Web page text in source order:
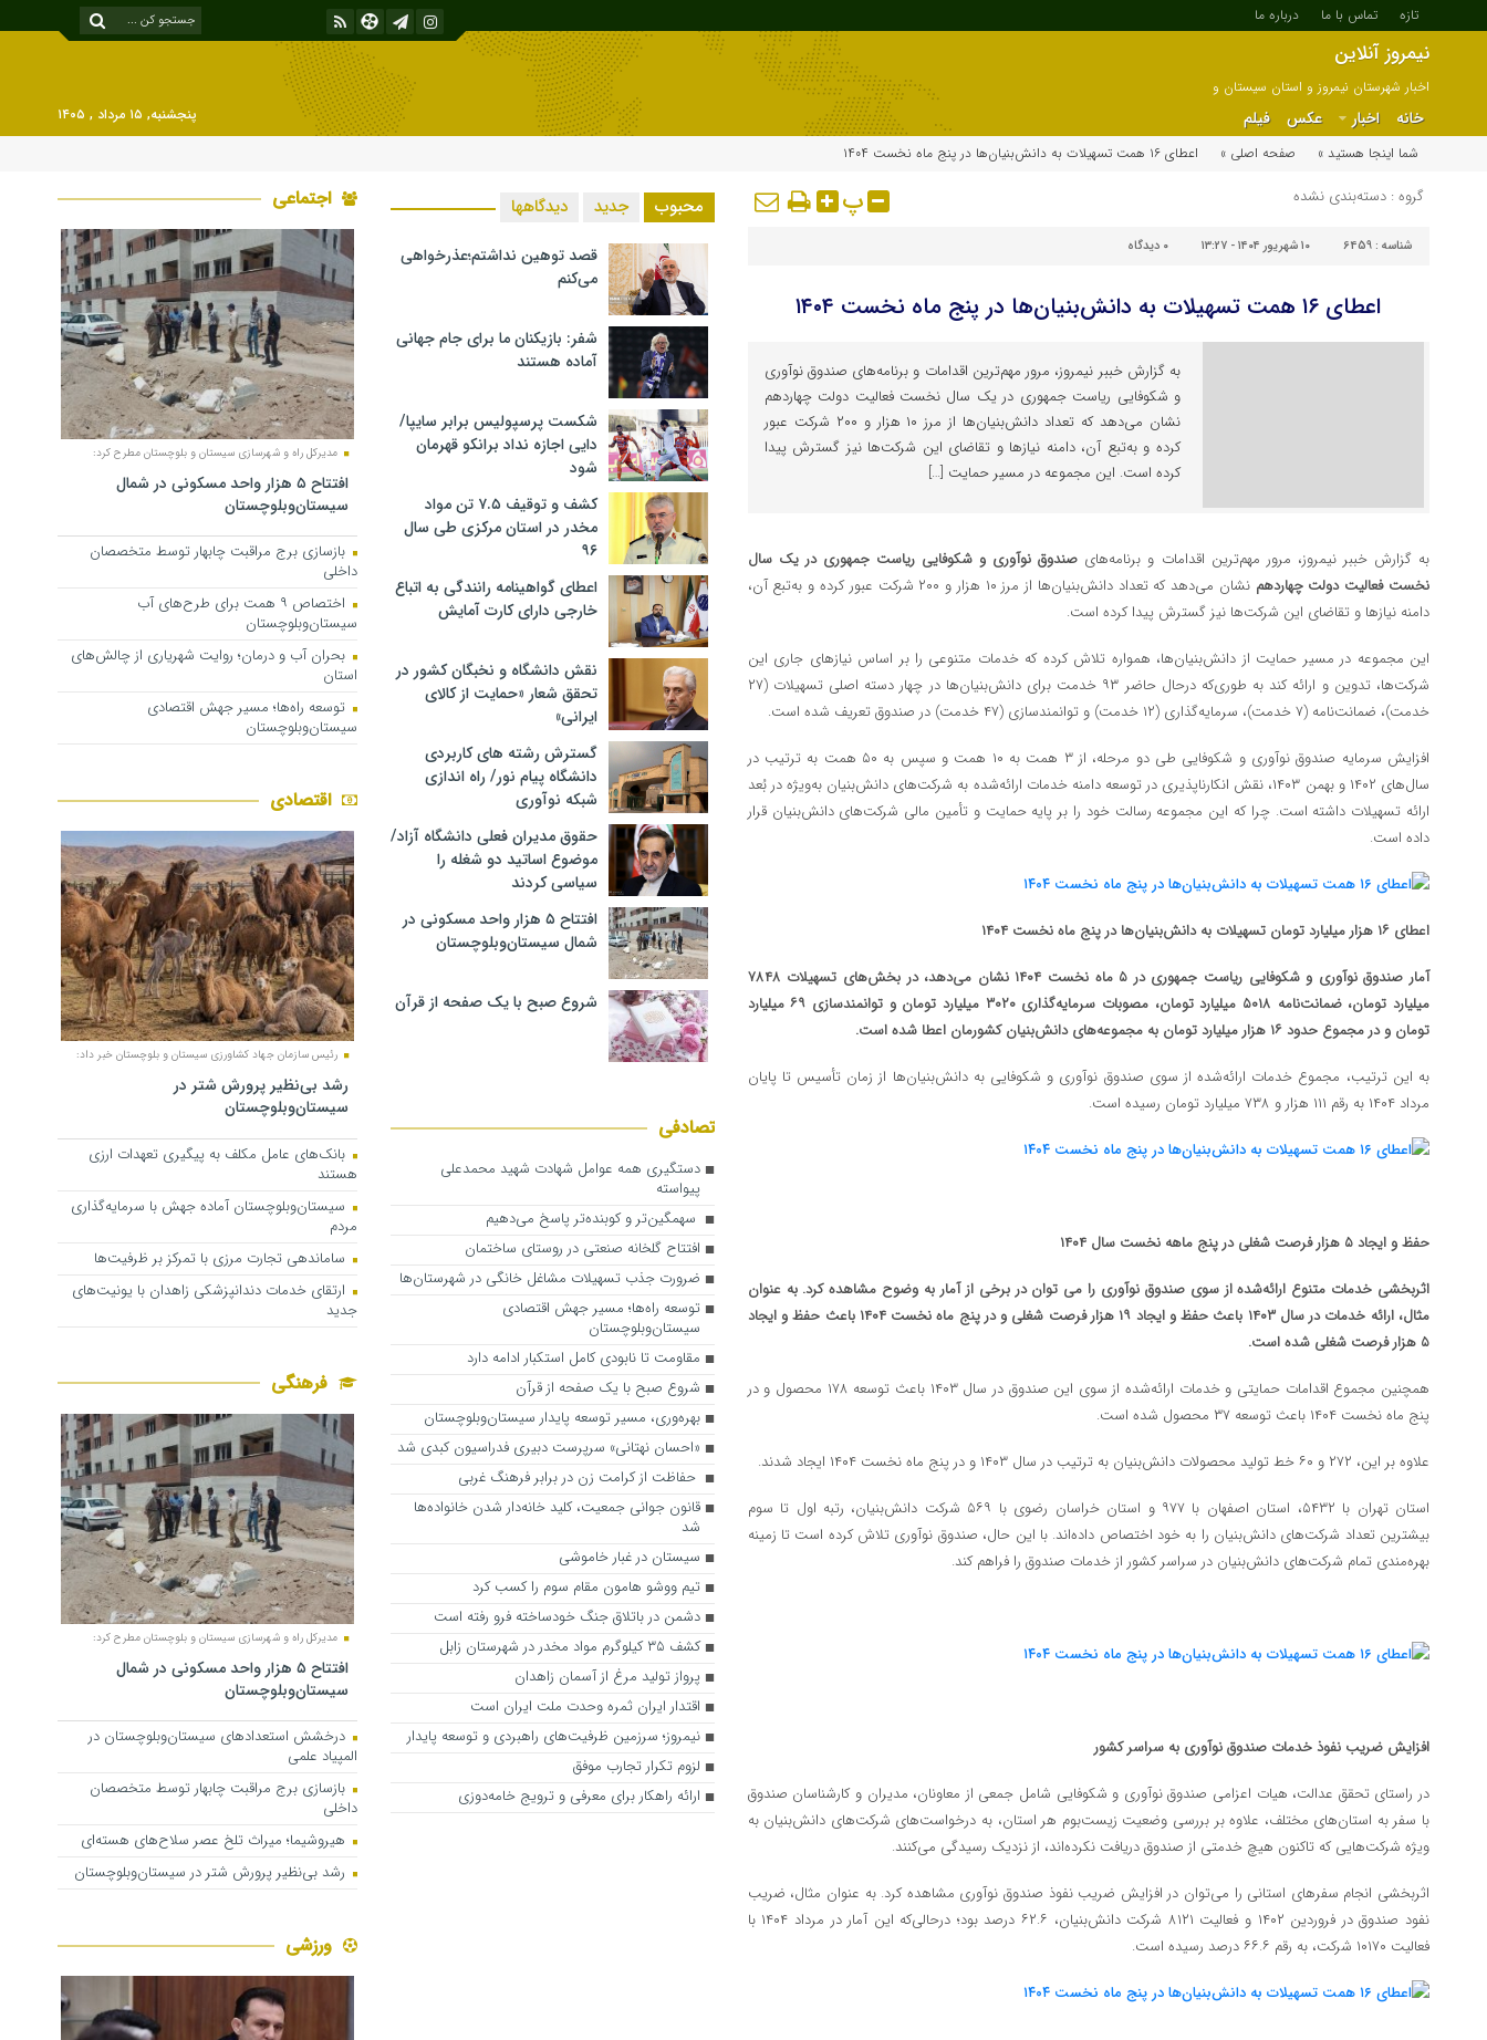
تازه تماس با ما درباره ما
نیمروز آنلاین
اخبار شهرستان نیمروز و استان سیستان و
بلوچستان
خانه اخبار عکس فیلم
پنجشنبه, ۱۵ مرداد , ۱۴۰۵
شما اینجا هستید »
صفحه اصلی » اعطای ۱۶ همت تسهیلات به دانش‌بنیان‌ها در پنج ماه نخست ۱۴۰۴
گروه : دسته‌بندی نشده پ
شناسه : 6459 ۱۰ شهریور ۱۴۰۴ - ۱۳:۲۷ ۰ دیدگاه
اعطای ۱۶ همت تسهیلات به دانش‌بنیان‌ها در پنج ماه نخست ۱۴۰۴
به گزارش خببر نیمروز، مرور مهم‌ترین اقدامات و برنامه‌های صندوق نوآوری
و شکوفایی ریاست جمهوری در یک سال نخست فعالیت دولت چهاردهم
نشان می‌دهد که تعداد دانش‌بنیان‌ها از مرز ۱۰ هزار و ۲۰۰ شرکت عبور
کرده و به‌تبع آن، دامنه نیازها و تقاضای این شرکت‌ها نیز گسترش پیدا
کرده است. این مجموعه در مسیر حمایت […]
به گزارش خببر نیمروز، مرور مهم‌ترین اقدامات و برنامه‌های صندوق نوآوری و شکوفایی ریاست جمهوری در یک سال
نخست فعالیت دولت چهاردهم
نشان می‌دهد که تعداد دانش‌بنیان‌ها از مرز ۱۰ هزار و ۲۰۰ شرکت عبور کرده و به‌تبع آن،
دامنه نیازها و تقاضای این شرکت‌ها نیز گسترش پیدا کرده است.
این مجموعه در مسیر حمایت از دانش‌بنیان‌ها، همواره تلاش کرده که خدمات متنوعی را بر اساس نیازهای جاری این
شرکت‌ها، تدوین و ارائه کند به طوری‌که درحال حاضر ۹۳ خدمت برای دانش‌بنیان‌ها در چهار دسته اصلی تسهیلات (۲۷
خدمت)، ضمانت‌نامه (۷ خدمت)، سرمایه‌گذاری (۱۲ خدمت) و توانمندسازی (۴۷ خدمت) در صندوق تعریف شده است.
افزایش سرمایه صندوق نوآوری و شکوفایی طی دو مرحله، از ۳ همت به ۱۰ همت و سپس به ۵۰ همت به ترتیب در
سال‌های ۱۴۰۲ و بهمن ۱۴۰۳، نقش انکارناپذیری در توسعه دامنه خدمات ارائه‌شده به شرکت‌های دانش‌بنیان به‌ویژه در بُعد
ارائه تسهیلات داشته است. چرا که این مجموعه رسالت خود را بر پایه حمایت و تأمین مالی شرکت‌های دانش‌بنیان قرار
داده است.
اعطای ۱۶ هزار میلیارد تومان تسهیلات به دانش‌بنیان‌ها در پنج ماه نخست ۱۴۰۴
آمار صندوق نوآوری و شکوفایی ریاست جمهوری در ۵ ماه نخست ۱۴۰۴ نشان می‌دهد، در بخش‌های تسهیلات ۷۸۴۸
میلیارد تومان، ضمانت‌نامه ۵۰۱۸ میلیارد تومان، مصوبات سرمایه‌گذاری ۳۰۲۰ میلیارد تومان و توانمندسازی ۶۹ میلیارد
تومان و در مجموع حدود ۱۶ هزار میلیارد تومان به مجموعه‌های دانش‌بنیان کشورمان اعطا شده است.
به این ترتیب، مجموع خدمات ارائه‌شده از سوی صندوق نوآوری و شکوفایی به دانش‌بنیان‌ها از زمان تأسیس تا پایان
مرداد ۱۴۰۴ به رقم ۱۱۱ هزار و ۷۳۸ میلیارد تومان رسیده است.
حفظ و ایجاد ۵ هزار فرصت شغلی در پنج ماهه نخست سال ۱۴۰۴
اثربخشی خدمات متنوع ارائه‌شده از سوی صندوق نوآوری را می توان در برخی از آمار به وضوح مشاهده کرد. به عنوان
مثال، ارائه خدمات در سال ۱۴۰۳ باعث حفظ و ایجاد ۱۹ هزار فرصت شغلی و در پنج ماه نخست ۱۴۰۴ باعث حفظ و ایجاد
۵ هزار فرصت شغلی شده است.
همچنین مجموع اقدامات حمایتی و خدمات ارائه‌شده از سوی این صندوق در سال ۱۴۰۳ باعث توسعه ۱۷۸ محصول و در
پنج ماه نخست ۱۴۰۴ باعث توسعه ۳۷ محصول شده است.
علاوه بر این، ۲۷۲ و ۶۰ خط تولید محصولات دانش‌بنیان به ترتیب در سال ۱۴۰۳ و در پنج ماه نخست ۱۴۰۴ ایجاد شدند.
استان تهران با ۵۴۳۲، استان اصفهان با ۹۷۷ و استان خراسان رضوی با ۵۶۹ شرکت دانش‌بنیان، رتبه اول تا سوم
بیشترین تعداد شرکت‌های دانش‌بنیان را به خود اختصاص داده‌اند. با این حال، صندوق نوآوری تلاش کرده است تا زمینه
بهره‌مندی تمام شرکت‌های دانش‌بنیان در سراسر کشور از خدمات صندوق را فراهم کند.
افزایش ضریب نفوذ خدمات صندوق نوآوری به سراسر کشور
در راستای تحقق عدالت، هیات اعزامی صندوق نوآوری و شکوفایی شامل جمعی از معاونان، مدیران و کارشناسان صندوق
با سفر به استان‌های مختلف، علاوه بر بررسی وضعیت زیست‌بوم هر استان، به درخواست‌های شرکت‌های دانش‌بنیان به
ویژه شرکت‌هایی که تاکنون هیچ خدمتی از صندوق دریافت نکرده‌اند، از نزدیک رسیدگی می‌کنند.
اثربخشی انجام سفرهای استانی را می‌توان در افزایش ضریب نفوذ صندوق نوآوری مشاهده کرد. به عنوان مثال، ضریب
نفود صندوق در فروردین ۱۴۰۲ و فعالیت ۸۱۲۱ شرکت دانش‌بنیان، ۶۲.۶ درصد بود؛ درحالی‌که این آمار در مرداد ۱۴۰۴ با
فعالیت ۱۰۱۷۰ شرکت، به رقم ۶۶.۶ درصد رسیده است.
محبوب جدید دیدگاهها
قصد توهین نداشتم؛عذرخواهی
می‌کنم
شفر: بازیکنان ما برای جام جهانی
آماده هستند
شکست پرسپولیس برابر سایپا/
دایی اجازه نداد برانکو قهرمان
شود
کشف و توقیف ۷.۵ تن مواد
مخدر در استان مرکزی طی سال
۹۶
اعطای گواهینامه رانندگی به اتباع
خارجی دارای کارت آمایش
نقش دانشگاه و نخبگان کشور در
تحقق شعار «حمایت از کالای
ایرانی»
گسترش رشته های کاربردی
دانشگاه پیام نور/ راه اندازی
شبکه نوآوری
حقوق مدیران فعلی دانشگاه آزاد/
موضوع اساتید دو شغله را
سیاسی کردند
افتتاح ۵ هزار واحد مسکونی در
شمال سیستان‌وبلوچستان
شروع صبح با یک صفحه از قرآن
تصادفی
دستگیری همه عوامل شهادت شهید محمدعلی
پیواسته
سهمگین‌تر و کوبنده‌تر پاسخ می‌دهیم
افتتاح گلخانه صنعتی در روستای ساختمان
ضرورت جذب تسهیلات مشاغل خانگی در شهرستان‌ها
توسعه راه‌ها؛ مسیر جهش اقتصادی
سیستان‌وبلوچستان
مقاومت تا نابودی کامل استکبار ادامه دارد
شروع صبح با یک صفحه از قرآن
بهره‌وری، مسیر توسعه پایدار سیستان‌وبلوچستان
«احسان نهتانی» سرپرست دبیری فدراسیون کبدی شد
حفاظت از کرامت زن در برابر فرهنگ غربی
قانون جوانی جمعیت، کلید خانه‌دار شدن خانواده‌ها
شد
سیستان در غبار خاموشی
تیم ووشو هامون مقام سوم را کسب کرد
دشمن در باتلاق جنگ خودساخته فرو رفته است
کشف ۳۵ کیلوگرم مواد مخدر در شهرستان زابل
پرواز تولید مرغ از آسمان زاهدان
اقتدار ایران ثمره وحدت ملت ایران است
نیمروز؛ سرزمین ظرفیت‌های راهبردی و توسعه پایدار
لزوم تکرار تجارب موفق
ارائه راهکار برای معرفی و ترویج خامه‌دوزی
اجتماعی
مدیرکل راه و شهرسازی سیستان و بلوچستان مطرح کرد:
افتتاح ۵ هزار واحد مسکونی در شمال
سیستان‌وبلوچستان
بازسازی برج مراقبت چابهار توسط متخصصان
داخلی
اختصاص ۹ همت برای طرح‌های آب
سیستان‌وبلوچستان
بحران آب و درمان؛ روایت شهریاری از چالش‌های
استان
توسعه راه‌ها؛ مسیر جهش اقتصادی
سیستان‌وبلوچستان
اقتصادی
رئیس سازمان جهاد کشاورزی سیستان و بلوچستان خبر داد:
رشد بی‌نظیر پرورش شتر در
سیستان‌وبلوچستان
بانک‌های عامل مکلف به پیگیری تعهدات ارزی
هستند
سیستان‌وبلوچستان آماده جهش با سرمایه‌گذاری
مردم
ساماندهی تجارت مرزی با تمرکز بر ظرفیت‌ها
ارتقای خدمات دندانپزشکی زاهدان با یونیت‌های
جدید
فرهنگی
مدیرکل راه و شهرسازی سیستان و بلوچستان مطرح کرد:
افتتاح ۵ هزار واحد مسکونی در شمال
سیستان‌وبلوچستان
درخشش استعدادهای سیستان‌وبلوچستان در
المپیاد علمی
بازسازی برج مراقبت چابهار توسط متخصصان
داخلی
هیروشیما؛ میراث تلخ عصر سلاح‌های هسته‌ای
رشد بی‌نظیر پرورش شتر در سیستان‌وبلوچستان
ورزشی